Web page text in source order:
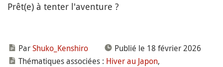
Prêt(e) à tenter l'aventure ?
ParShuko_Kenshiro
Publié le 18 février 2026
Thématiques associées : Hiver au Japon,